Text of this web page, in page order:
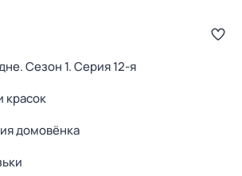
. Сезон 1. Серия 12-я
красок
домовёнка